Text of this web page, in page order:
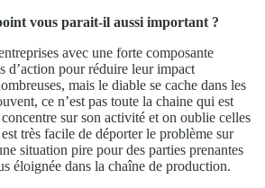
vous parait-il aussi important ?
avec une forte composante
d’action pour réduire leur impact
mais le diable se cache dans les
ce n’est pas toute la chaine qui est
sur son activité et on oublie celles
très facile de déporter le problème sur
situation pire pour des parties prenantes
éloignée dans la chaîne de production.